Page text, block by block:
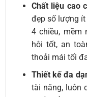
Chất liệu cao
đẹp số lượng
4 chiều, mềm
hôi tốt, an
thoải mái tối
Thiết kế đa
tài năng, luôn